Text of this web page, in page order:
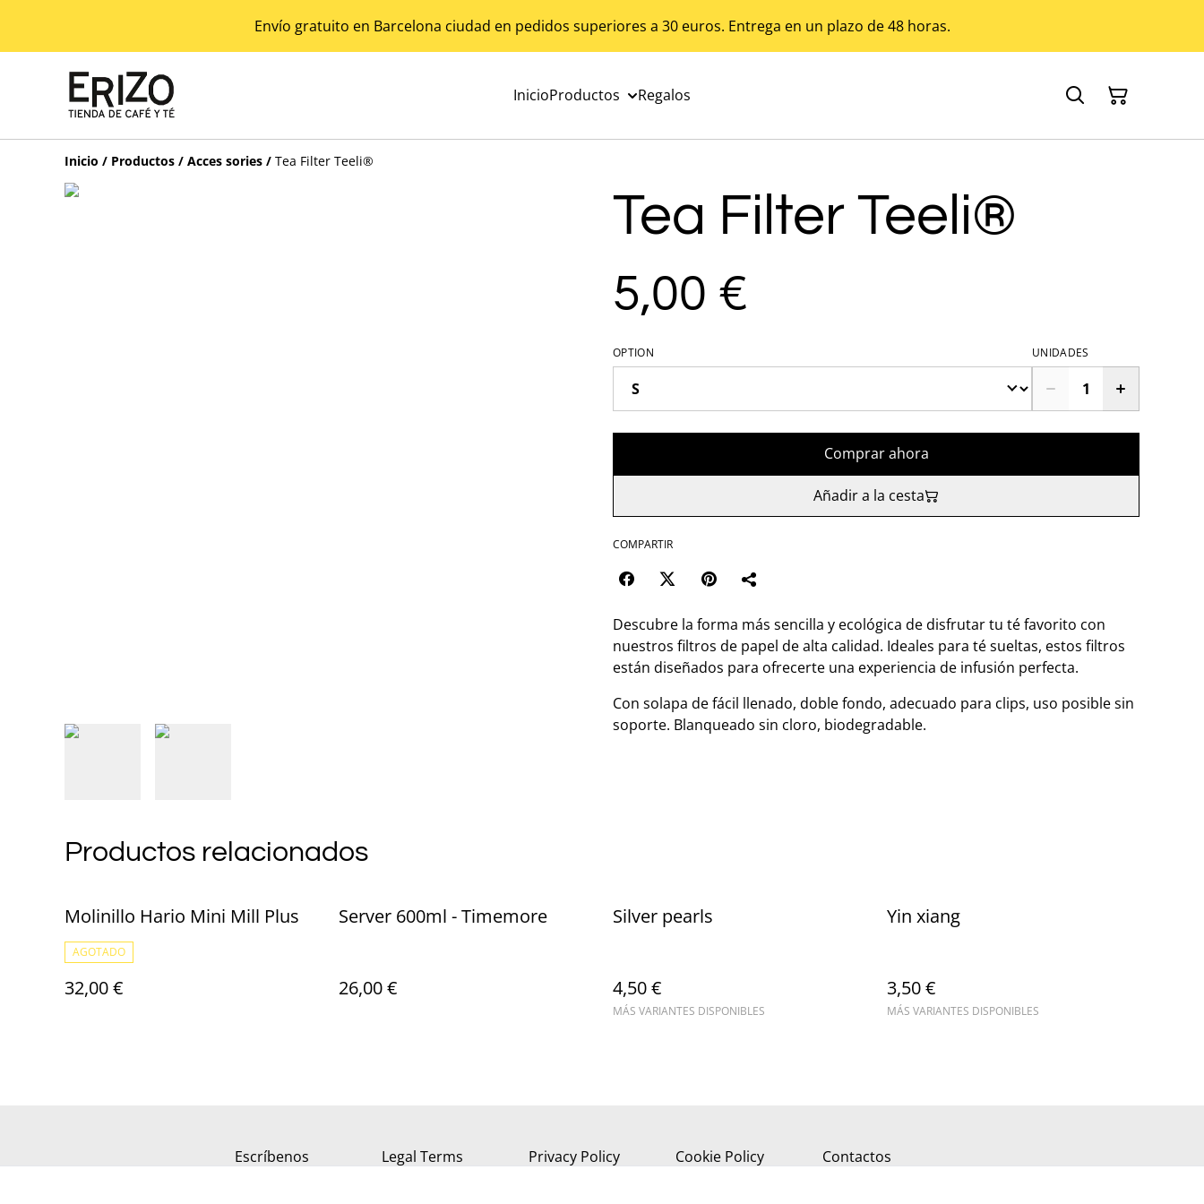
Envío gratuito en Barcelona ciudad en pedidos superiores a 30 euros. Entrega en un plazo de 48 horas.
InicioProductos Regalos
Inicio / Productos / Acces sories / Tea Filter Teeli®
Tea Filter Teeli®
5,00 €
OPTION UNIDADES
Comprar ahora
Añadir a la cesta
COMPARTIR
Descubre la forma más sencilla y ecológica de disfrutar tu té favorito con
nuestros filtros de papel de alta calidad. Ideales para té sueltas, estos filtros
están diseñados para ofrecerte una experiencia de infusión perfecta.
Con solapa de fácil llenado, doble fondo, adecuado para clips, uso posible sin
soporte. Blanqueado sin cloro, biodegradable.
Productos relacionados
Molinillo Hario Mini Mill Plus
AGOTADO
32,00 €
Server 600ml - Timemore
26,00 €
Silver pearls
4,50 €
MÁS VARIANTES DISPONIBLES
Yin xiang
3,50 €
MÁS VARIANTES DISPONIBLES
Escríbenos Legal Terms Privacy Policy Cookie Policy Contactos